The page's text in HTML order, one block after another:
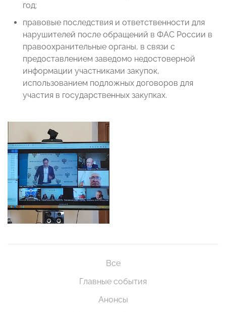
год;
правовые последствия и ответственности для
нарушителей после обращений в ФАС России в
правоохранительные органы, в связи с
предоставлением заведомо недостоверной
информации участниками закупок,
использованием подложных договоров для
участия в государственных закупках.
Все
Главные события
Анонсы